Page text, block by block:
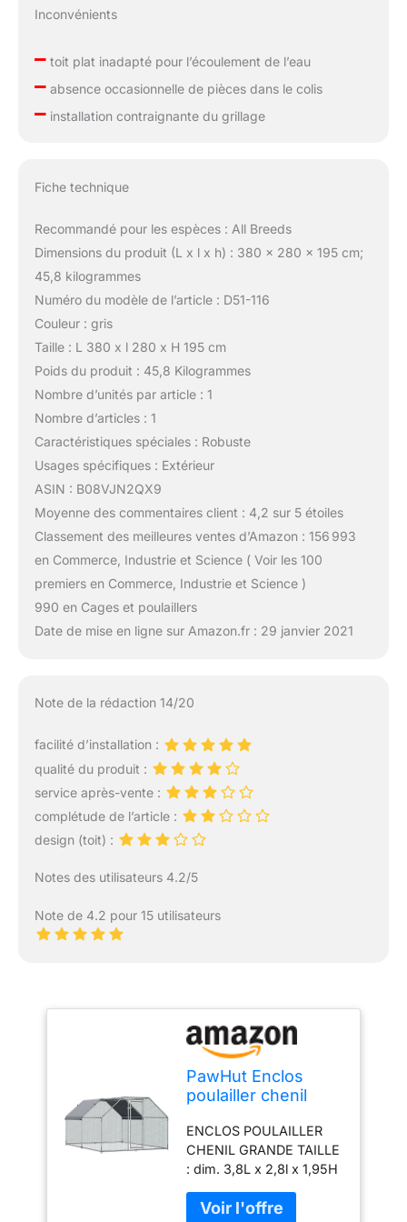
Inconvénients
–toit plat inadapté pour l’écoulement de l’eau
–absence occasionnelle de pièces dans le colis
–installation contraignante du grillage
Fiche technique
Recommandé pour les espèces : All Breeds
Dimensions du produit (L x l x h) : 380 x 280 x 195 cm;
45,8 kilogrammes
Numéro du modèle de l’article : D51-116
Couleur : gris
Taille : L 380 x l 280 x H 195 cm
Poids du produit : 45,8 Kilogrammes
Nombre d’unités par article : 1
Nombre d’articles : 1
Caractéristiques spéciales : Robuste
Usages spécifiques : Extérieur
ASIN : B08VJN2QX9
Moyenne des commentaires client : 4,2 sur 5 étoiles
Classement des meilleures ventes d’Amazon : 156 993
en Commerce, Industrie et Science ( Voir les 100
premiers en Commerce, Industrie et Science )
990 en Cages et poulaillers
Date de mise en ligne sur Amazon.fr : 29 janvier 2021
Note de la rédaction 14/20
facilité d’installation :
qualité du produit :
service après-vente :
complétude de l’article :
design (toit) :
Notes des utilisateurs 4.2/5
Note de 4.2 pour 15 utilisateurs
PawHut Enclos
poulailler chenil
grillagé dim. 3,8L x
2,8l x 1,95H m -
Espace Couvert -
Acier galvanisé
ENCLOS POULAILLER
CHENIL GRANDE TAILLE
: dim. 3,8L x 2,8l x 1,95H
10,64 m² idéale pour que